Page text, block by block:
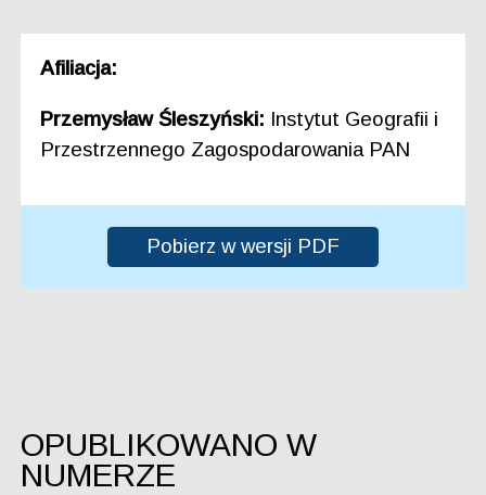
Afiliacja:
Przemysław Śleszyński: Instytut Geografii i
Przestrzennego Zagospodarowania PAN
Pobierz w wersji PDF
OPUBLIKOWANO W
NUMERZE